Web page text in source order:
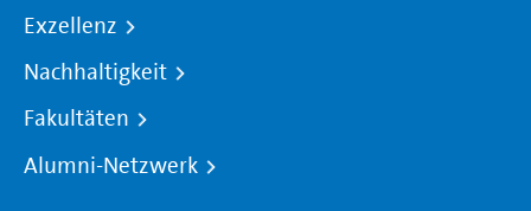
Exzellenz
Nachhaltigkeit
Fakultäten
Alumni-Netzwerk